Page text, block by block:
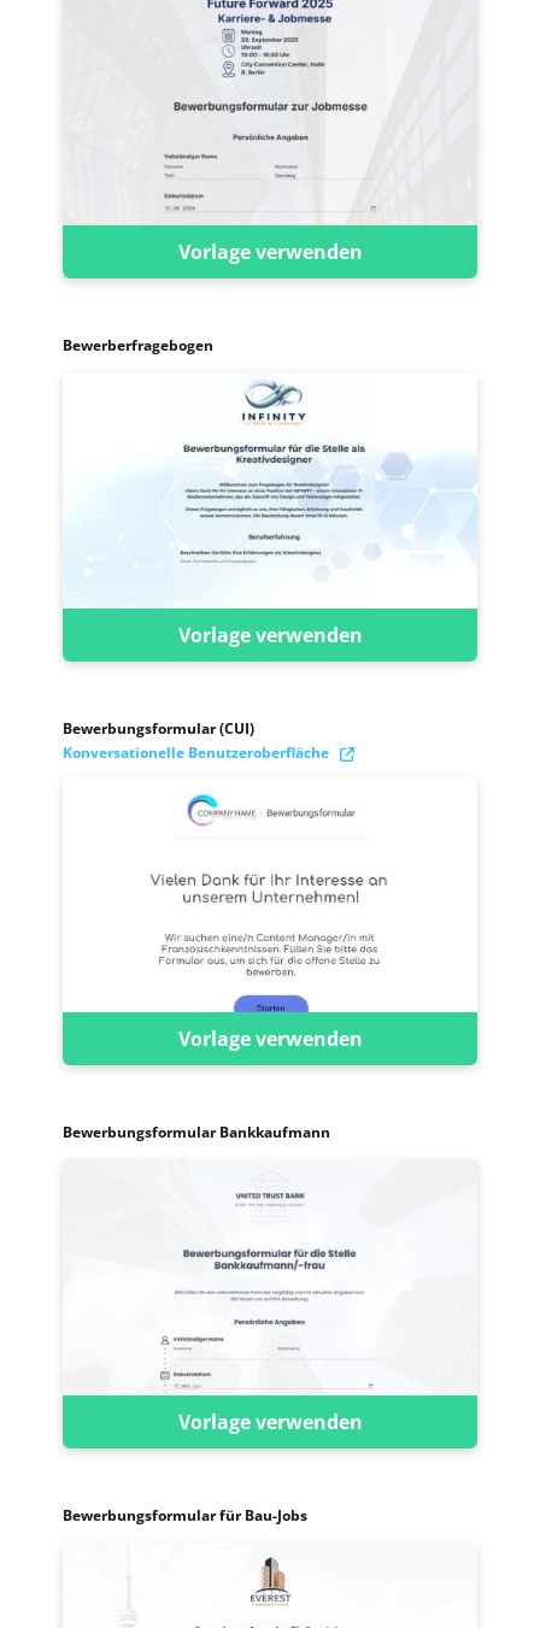
Vorlage verwenden
Bewerberfragebogen
Vorlage verwenden
Bewerbungsformular (CUI)
Konversationelle Benutzeroberfläche
Vorlage verwenden
Bewerbungsformular Bankkaufmann
Vorlage verwenden
Bewerbungsformular für Bau-Jobs